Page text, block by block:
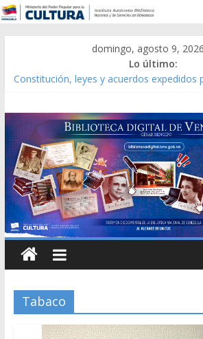
domingo, agosto 9, 2026
Lo último:
Constitución, leyes y acuerdos expedidos
Modesta Bor Sánchez [material gráfico]
Gaceta Oficial de la República de
Caracas 09 de marzo de 2006 N° 38.394
Catálogo temático de obras de Modesta
Tabaco